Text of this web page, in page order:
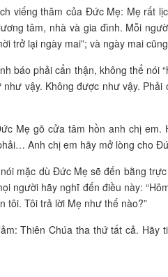
viếng thăm của Đức Mẹ: Mẹ rất
tâm, nhà và gia đình. Mỗi
trở lại ngày mai”; và ngày mai
báo phải cẩn thận, không thể nói
vậy. Không được như vậy.
Mẹ gõ cửa tâm hồn anh chị
Anh chị em hãy mở lòng cho
mặc dù Đức Mẹ sẽ đến bằng
người hãy nghĩ đến điều này:
tôi. Tôi trả lời Mẹ như thế nào?”
Thiên Chúa tha thứ tất cả.